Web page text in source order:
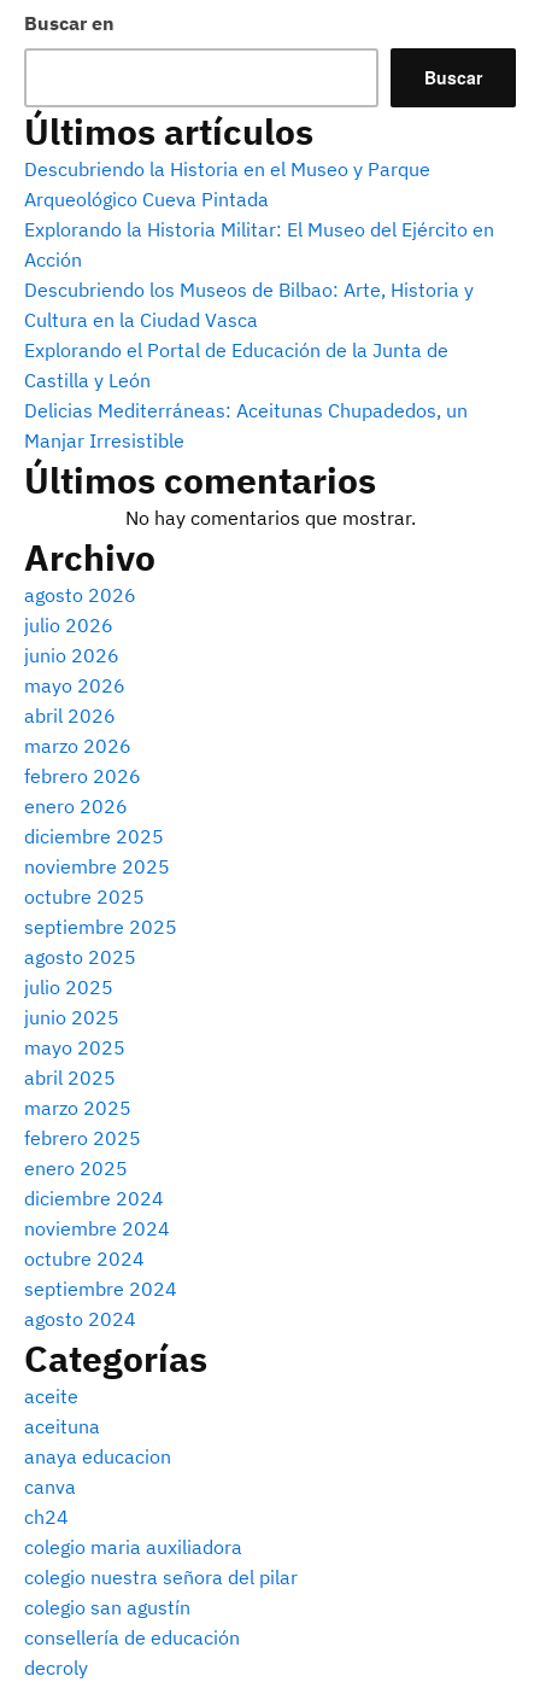
Buscar en
Buscar
Últimos artículos
Descubriendo la Historia en el Museo y Parque
Arqueológico Cueva Pintada
Explorando la Historia Militar: El Museo del Ejército en
Acción
Descubriendo los Museos de Bilbao: Arte, Historia y
Cultura en la Ciudad Vasca
Explorando el Portal de Educación de la Junta de
Castilla y León
Delicias Mediterráneas: Aceitunas Chupadedos, un
Manjar Irresistible
Últimos comentarios
No hay comentarios que mostrar.
Archivo
agosto 2026
julio 2026
junio 2026
mayo 2026
abril 2026
marzo 2026
febrero 2026
enero 2026
diciembre 2025
noviembre 2025
octubre 2025
septiembre 2025
agosto 2025
julio 2025
junio 2025
mayo 2025
abril 2025
marzo 2025
febrero 2025
enero 2025
diciembre 2024
noviembre 2024
octubre 2024
septiembre 2024
agosto 2024
Categorías
aceite
aceituna
anaya educacion
canva
ch24
colegio maria auxiliadora
colegio nuestra señora del pilar
colegio san agustín
consellería de educación
decroly